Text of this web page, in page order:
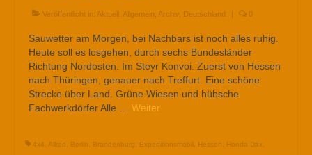
Veröffentlicht in: Aktuell Allgemein Archiv Deutschland | 0
Sauwetter am Morgen, bei Nachbars ist noch alles ruhig.
Heute soll es losgehen, durch sechs Bundesländer
Richtung Nordosten. Im Steyr Konvoi. Zuerst von Hessen
nach Thüringen, genauer nach Treffurt. Eine schöne
Strecke über Land. Grüne Wiesen und hübsche
Fachwerkdörfer Alle … Weiter
4x4 Allrad Berlin Brandenburg Expeditionsmobil Hessen Honda Dax